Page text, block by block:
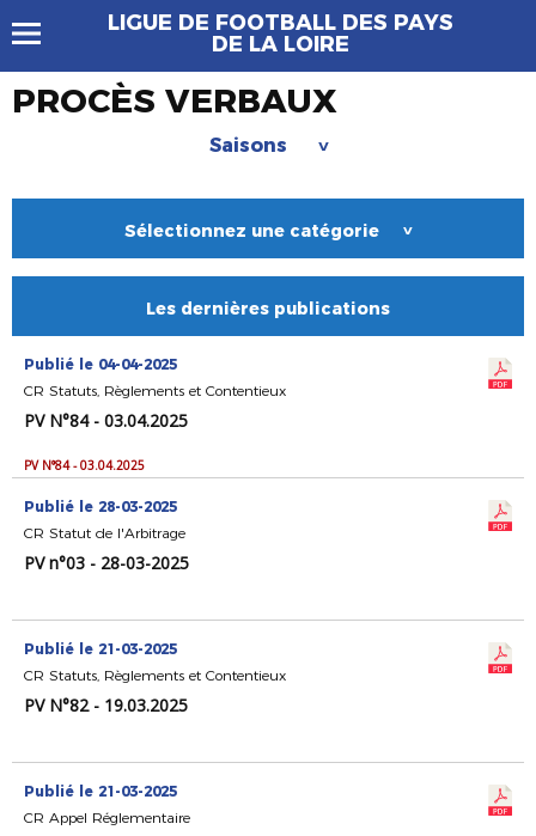
LIGUE DE FOOTBALL DES PAYS
DE LA LOIRE
PROCÈS VERBAUX
Saisons >
Sélectionnez une catégorie >
Les dernières publications
Publié le 04-04-2025
CR Statuts, Règlements et Contentieux
PV N°84 - 03.04.2025
PV N°84 - 03.04.2025
Publié le 28-03-2025
CR Statut de l'Arbitrage
PV n°03 - 28-03-2025
Publié le 21-03-2025
CR Statuts, Règlements et Contentieux
PV N°82 - 19.03.2025
Publié le 21-03-2025
CR Appel Réglementaire